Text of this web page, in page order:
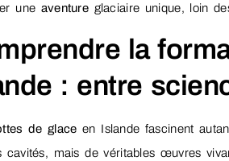
une aventure glaciaire unique, loin
la
: entre
de glace en Islande fascinent
cavités, mais de véritables œuvres